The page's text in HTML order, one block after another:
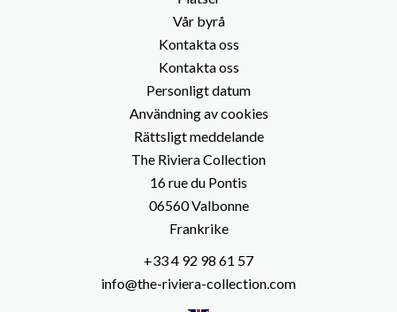
Vår byrå
Kontakta oss
Kontakta oss
Personligt datum
Användning av cookies
Rättsligt meddelande
The Riviera Collection
16 rue du Pontis
06560Valbonne
Frankrike
+33 4 92 98 61 57
info@the-riviera-collection.com